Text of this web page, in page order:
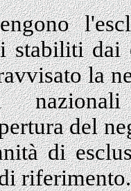
stabiliti dai
la
del
di
riferimento.